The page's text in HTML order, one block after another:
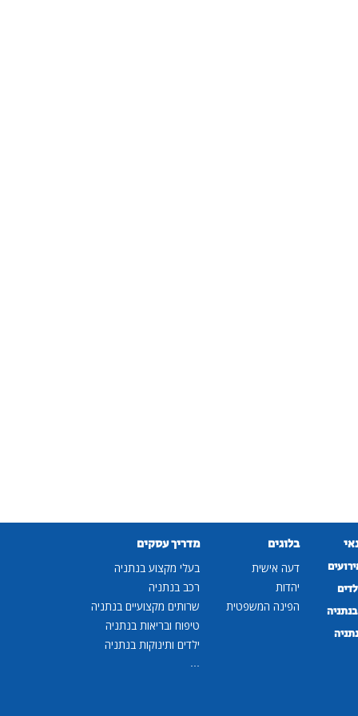
בלוגים
דעה אישית
יהדות
הפינה המשפטית
מדריך עסקים
בעלי מקצוע בנתניה
רכב בנתניה
שרותים מקצועיים בנתניה
טיפוח ובריאות בנתניה
ילדים ותינוקות בנתניה